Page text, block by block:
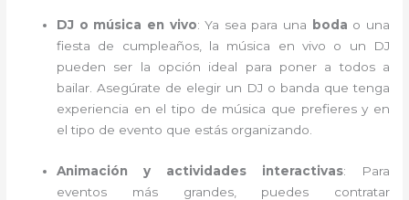
DJ o música en vivo: Ya sea para una boda o una
fiesta de cumpleaños, la música en vivo o un DJ
pueden ser la opción ideal para poner a todos a
bailar. Asegúrate de elegir un DJ o banda que tenga
experiencia en el tipo de música que prefieres y en
el tipo de evento que estás organizando.
Animación y actividades interactivas: Para
eventos más grandes, puedes contratar